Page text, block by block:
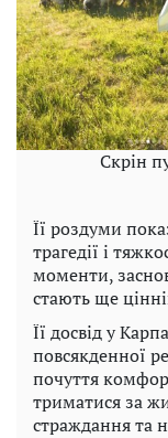
Скрін
Її роздуми
трагедії і
моменти,
стають ще
Її досвід у
повсякденної
почуття
триматися за
страждання та